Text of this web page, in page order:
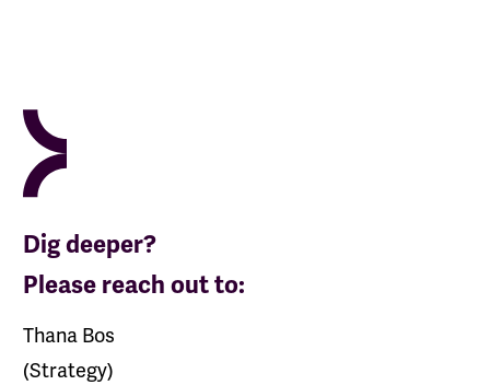
Dig deeper?
Please reach out to:
Thana Bos
(Strategy)